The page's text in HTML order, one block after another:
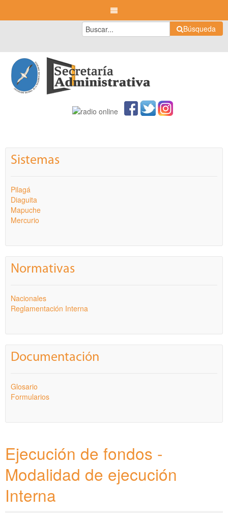
Búsqueda
Sistemas
Pilagá
Diaguita
Mapuche
Mercurio
Normativas
Nacionales
Reglamentación Interna
Documentación
Glosario
Formularios
Ejecución de fondos -
Modalidad de ejecución
Interna